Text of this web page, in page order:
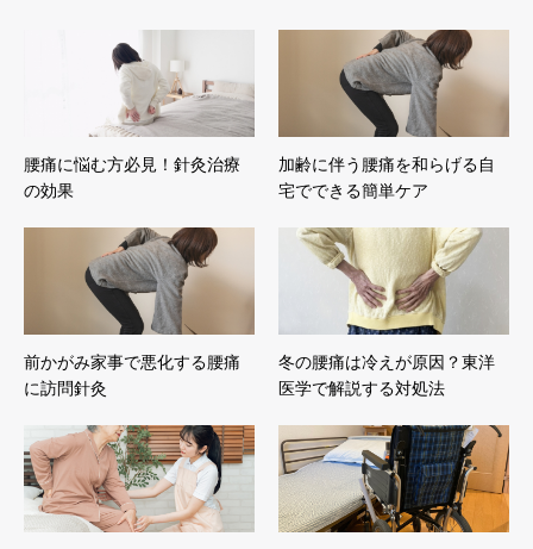
腰痛に悩む方必見！針灸治療
の効果
加齢に伴う腰痛を和らげる自
宅でできる簡単ケア
前かがみ家事で悪化する腰痛
に訪問針灸
冬の腰痛は冷えが原因？東洋
医学で解説する対処法